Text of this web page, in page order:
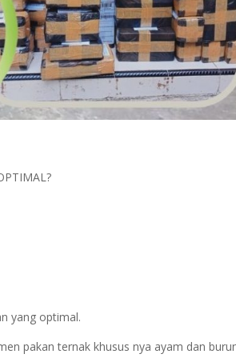
yang optimal.
pakan ternak khusus nya ayam dan